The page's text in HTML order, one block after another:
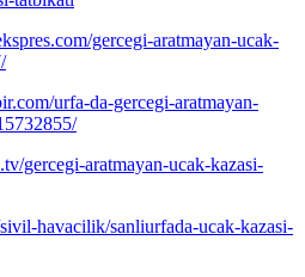
gercegi-aratmayan-ucak-
urfa-da-gercegi-aratmayan-
gercegi-aratmayan-ucak-kazasi-
havacilik/sanliurfada-ucak-kazasi-